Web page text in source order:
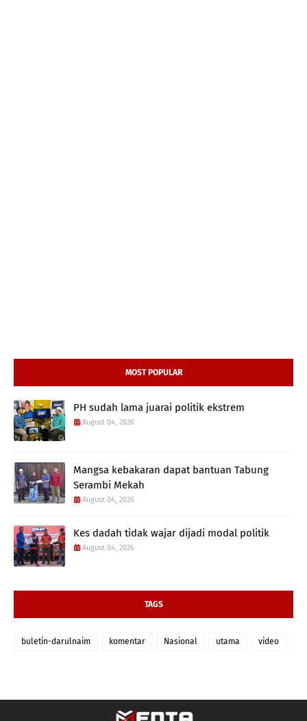
MOST POPULAR
PH sudah lama juarai politik ekstrem
August 04, 2026
Mangsa kebakaran dapat bantuan Tabung
Serambi Mekah
August 04, 2026
Kes dadah tidak wajar dijadi modal politik
August 04, 2026
TAGS
buletin-darulnaim komentar Nasional utama video